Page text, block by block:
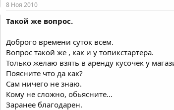
8 Ноя 2010
Такой же вопрос.
Доброго времени суток всем.
Вопрос такой же , как и у топикстартера.
Только желаю взять в аренду кусочек у
Поясните что да как?
Сам ничего не знаю.
Кому не сложно, обьясните...
Заранее благодарен.